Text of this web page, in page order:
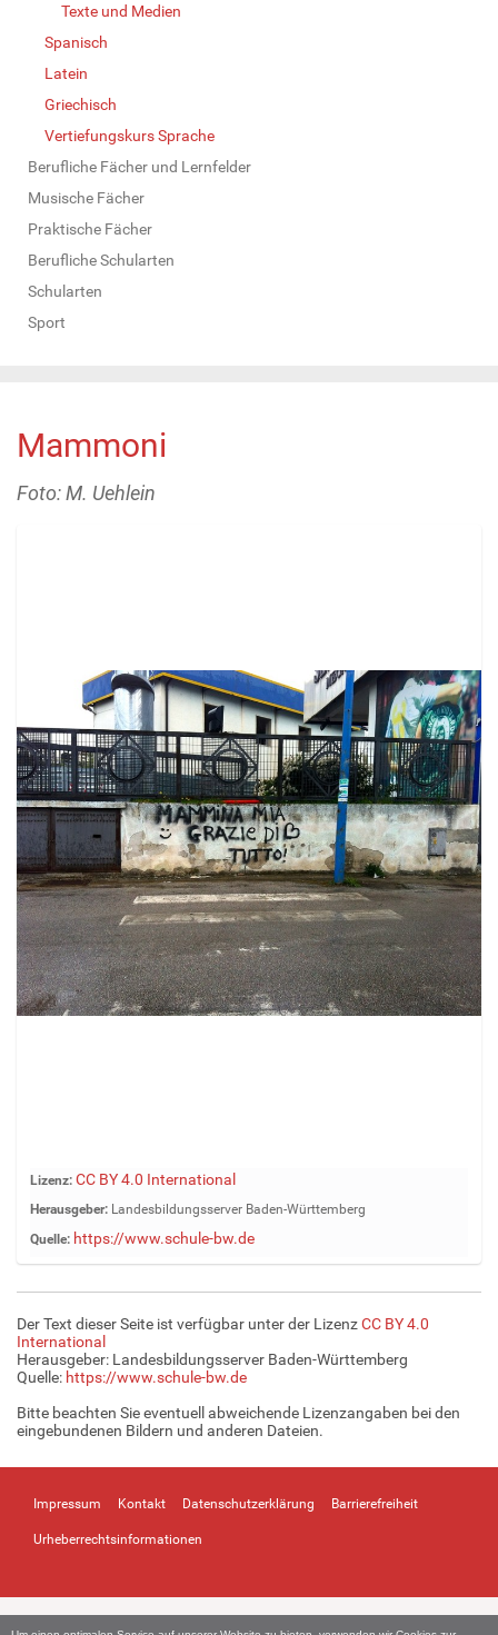
Texte und Medien
Spanisch
Latein
Griechisch
Vertiefungskurs Sprache
Berufliche Fächer und Lernfelder
Musische Fächer
Praktische Fächer
Berufliche Schularten
Schularten
Sport
Mammoni
Foto: M. Uehlein
Z
e
g
e
B
l
d
i
v
l
e
ö
Lizenz: CC BY 4.0 International
Herausgeber: Landesbildungsserver Baden-Württemberg
Quelle: https://www.schule-bw.de
Der Text dieser Seite ist verfügbar unter der LizenzCC BY 4.0
International
Herausgeber: Landesbildungsserver Baden-Württemberg
Quelle: https://www.schule-bw.de
Bitte beachten Sie eventuell abweichende Lizenzangaben bei den
eingebundenen Bildern und anderen Dateien.
Impressum Kontakt Datenschutzerklärung Barrierefreiheit
Urheberrechtsinformationen